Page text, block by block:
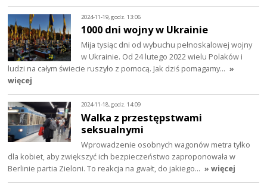
2024-11-19, godz. 13:06
1000 dni wojny w Ukrainie
Mija tysiąc dni od wybuchu pełnoskalowej wojny
w Ukrainie. Od 24 lutego 2022 wielu Polaków i
ludzi na całym świecie ruszyło z pomocą. Jak dziś pomagamy… »
więcej
2024-11-18, godz. 14:09
Walka z przestępstwami
seksualnymi
Wprowadzenie osobnych wagonów metra tylko
dla kobiet, aby zwiększyć ich bezpieczeństwo zaproponowała w
Berlinie partia Zieloni. To reakcja na gwałt, do jakiego… » więcej